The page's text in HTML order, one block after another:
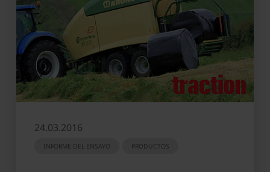
24.03.2016
INFORME DEL ENSAYO PRODUCTOS